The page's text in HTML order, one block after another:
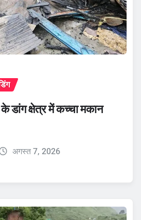
डांग क्षेत्र में कच्चा मकान
अगस्त 7, 2026